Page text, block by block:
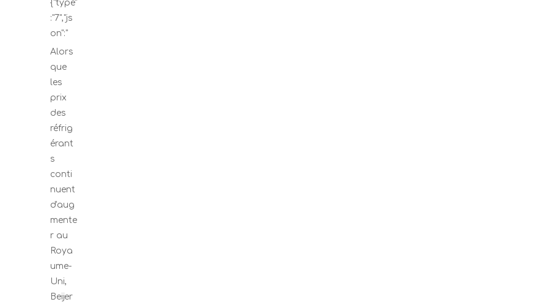
{"type"
:"7","js
on":"
Alors
que
les
prix
des
réfrig
érant
s
conti
nuent
d'aug
mente
r au
Roya
ume-
Uni,
Beijer